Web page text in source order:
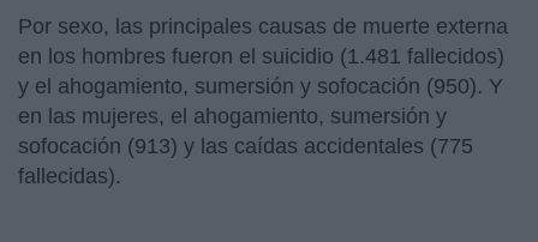
Por sexo, las principales causas de muerte externa
en los hombres fueron el suicidio (1.481 fallecidos)
y el ahogamiento, sumersión y sofocación (950). Y
en las mujeres, el ahogamiento, sumersión y
sofocación (913) y las caídas accidentales (775
fallecidas).